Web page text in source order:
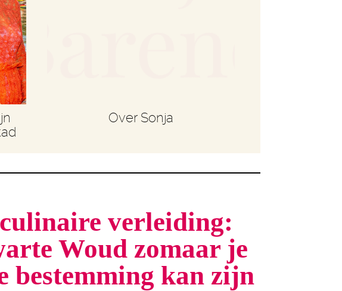
Over Sonja
verleiding:
Woud zomaar je
bestemming kan zijn